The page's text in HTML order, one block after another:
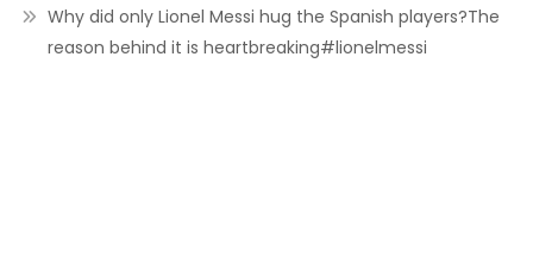
Why did only Lionel Messi hug the Spanish players?The
reason behind it is heartbreaking#lionelmessi